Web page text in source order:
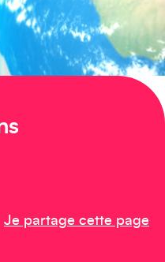
Je partage cette page